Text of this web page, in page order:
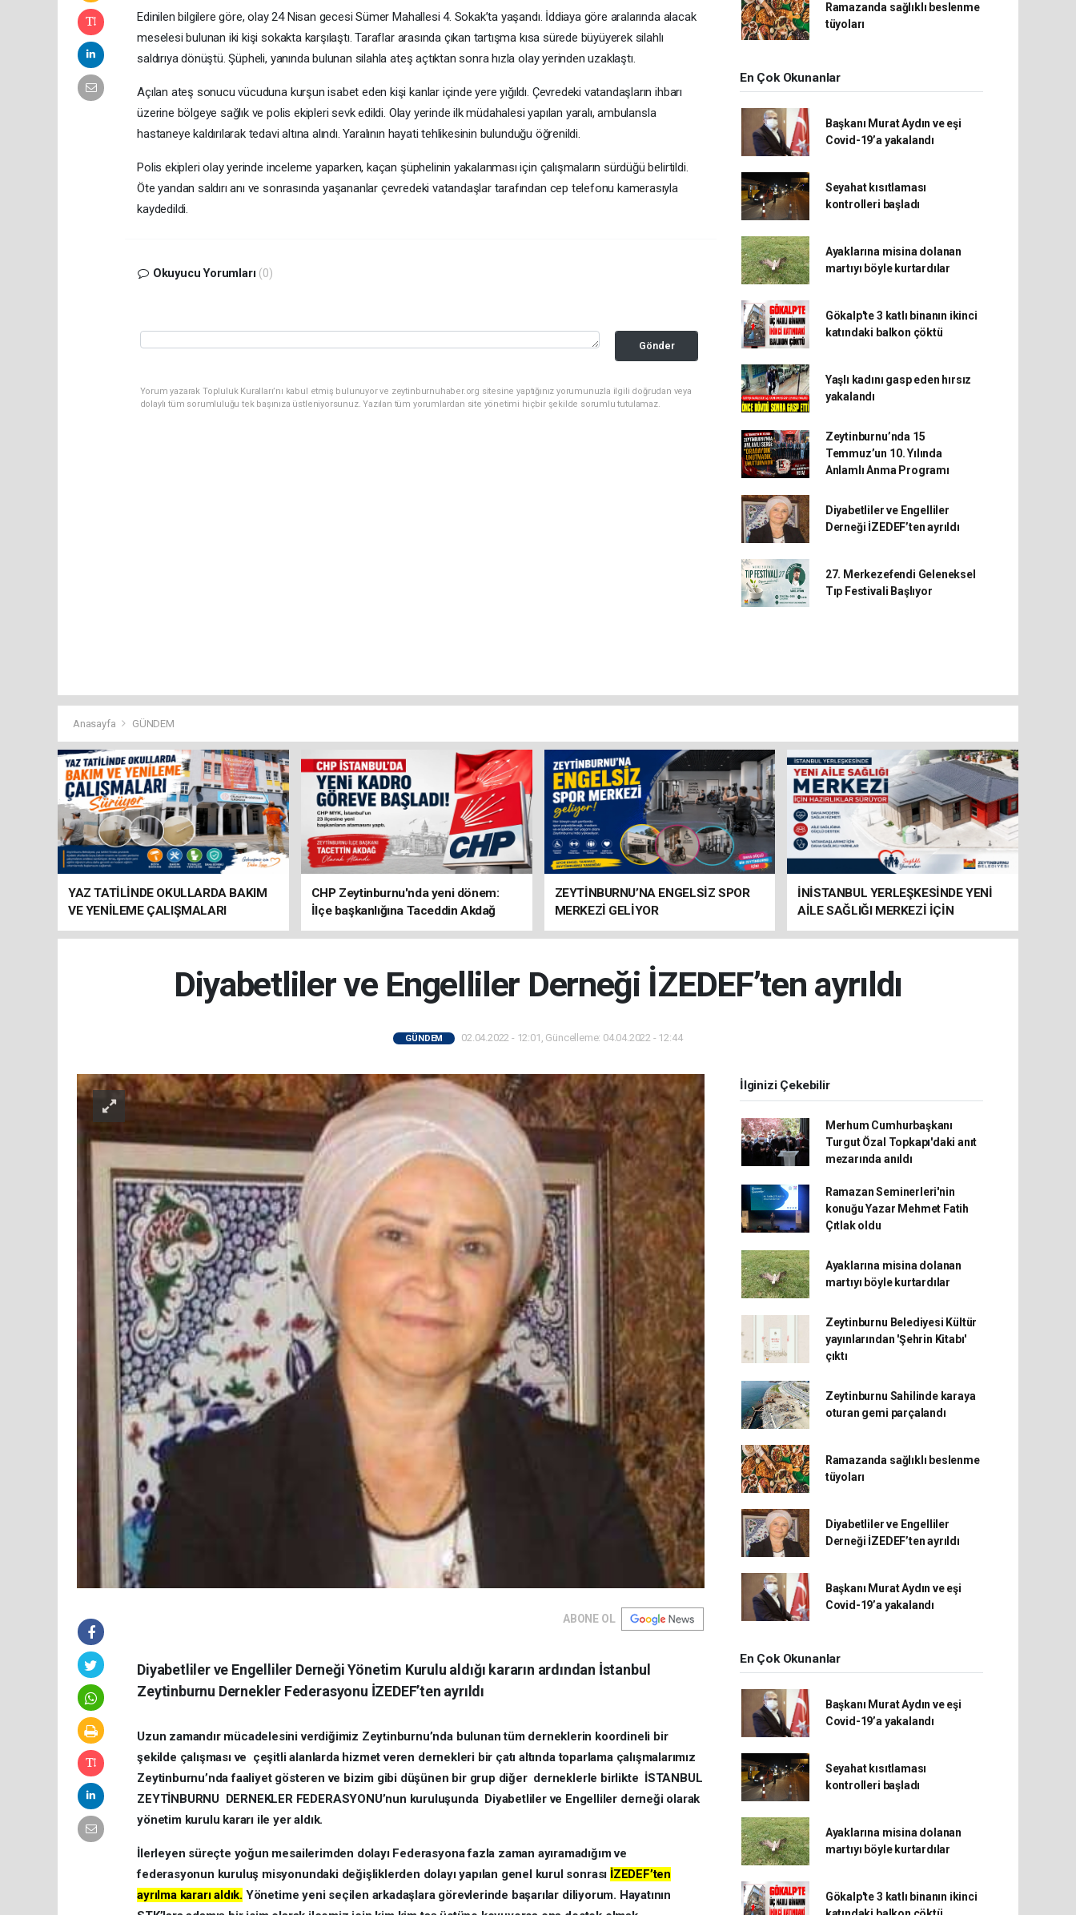
Edinilen bilgilere göre, olay 24 Nisan gecesi Sümer Mahallesi 4. Sokak’ta yaşandı. İddiaya göre aralarında alacak
meselesi bulunan iki kişi sokakta karşılaştı. Taraflar arasında çıkan tartışma kısa sürede büyüyerek silahlı
saldırıya dönüştü. Şüpheli, yanında bulunan silahla ateş açtıktan sonra hızla olay yerinden uzaklaştı.
Açılan ateş sonucu vücuduna kurşun isabet eden kişi kanlar içinde yere yığıldı. Çevredeki vatandaşların ihbarı
üzerine bölgeye sağlık ve polis ekipleri sevk edildi. Olay yerinde ilk müdahalesi yapılan yaralı, ambulansla
hastaneye kaldırılarak tedavi altına alındı. Yaralının hayati tehlikesinin bulunduğu öğrenildi.
Polis ekipleri olay yerinde inceleme yaparken, kaçan şüphelinin yakalanması için çalışmaların sürdüğü belirtildi.
Öte yandan saldırı anı ve sonrasında yaşananlar çevredeki vatandaşlar tarafından cep telefonu kamerasıyla
kaydedildi.
Okuyucu Yorumları (0)
Gönder
Yorum yazarak Topluluk Kuralları’nı kabul etmiş bulunuyor ve zeytinburnuhaber.org sitesine yaptığınız yorumunuzla ilgili doğrudan veya
dolaylı tüm sorumluluğu tek başınıza üstleniyorsunuz. Yazılan tüm yorumlardan site yönetimi hiçbir şekilde sorumlu tutulamaz.
Ramazanda sağlıklı beslenme
tüyoları
En Çok Okunanlar
Başkanı Murat Aydın ve eşi
Covid-19’a yakalandı
Seyahat kısıtlaması
kontrolleri başladı
Ayaklarına misina dolanan
martıyı böyle kurtardılar
Gökalp'te 3 katlı binanın ikinci
katındaki balkon çöktü
Yaşlı kadını gasp eden hırsız
yakalandı
Zeytinburnu’nda 15
Temmuz’un 10. Yılında
Anlamlı Anma Programı
Diyabetliler ve Engelliler
Derneği İZEDEF’ten ayrıldı
27. Merkezefendi Geleneksel
Tıp Festivali Başlıyor
Anasayfa GÜNDEM
YAZ TATİLİNDE OKULLARDA BAKIM
VE YENİLEME ÇALIŞMALARI
SÜRÜYOR
CHP Zeytinburnu'nda yeni dönem:
İlçe başkanlığına Taceddin Akdağ
atandı
ZEYTİNBURNU’NA ENGELSİZ SPOR
MERKEZİ GELİYOR
İNİSTANBUL YERLEŞKESİNDE YENİ
AİLE SAĞLIĞI MERKEZİ İÇİN
HAZIRLIKLAR SÜRÜYOR
Diyabetliler ve Engelliler Derneği İZEDEF’ten ayrıldı
GÜNDEM 02.04.2022 - 12:01, Güncelleme: 04.04.2022 - 12:44
ABONE OL
Diyabetliler ve Engelliler Derneği Yönetim Kurulu aldığı kararın ardından İstanbul
Zeytinburnu Dernekler Federasyonu İZEDEF’ten ayrıldı
Uzun zamandır mücadelesini verdiğimiz Zeytinburnu’nda bulunan tüm derneklerin koordineli bir
şekilde çalışması ve çeşitli alanlarda hizmet veren dernekleri bir çatı altında toparlama çalışmalarımız
Zeytinburnu’nda faaliyet gösteren ve bizim gibi düşünen bir grup diğer derneklerle birlikte İSTANBUL
ZEYTİNBURNU DERNEKLER FEDERASYONU’nun kuruluşunda Diyabetliler ve Engelliler derneği olarak
yönetim kurulu kararı ile yer aldık.
İlerleyen süreçte yoğun mesailerimden dolayı Federasyona fazla zaman ayıramadığım ve
federasyonun kuruluş misyonundaki değişliklerden dolayı yapılan genel kurul sonrası İZEDEF’ten
ayrılma kararı aldık. Yönetime yeni seçilen arkadaşlara görevlerinde başarılar diliyorum. Hayatının
İlginizi Çekebilir
Merhum Cumhurbaşkanı
Turgut Özal Topkapı'daki anıt
mezarında anıldı
Ramazan Seminerleri'nin
konuğu Yazar Mehmet Fatih
Çıtlak oldu
Ayaklarına misina dolanan
martıyı böyle kurtardılar
Zeytinburnu Belediyesi Kültür
yayınlarından 'Şehrin Kitabı'
çıktı
Zeytinburnu Sahilinde karaya
oturan gemi parçalandı
Ramazanda sağlıklı beslenme
tüyoları
Diyabetliler ve Engelliler
Derneği İZEDEF’ten ayrıldı
Başkanı Murat Aydın ve eşi
Covid-19’a yakalandı
En Çok Okunanlar
Başkanı Murat Aydın ve eşi
Covid-19’a yakalandı
Seyahat kısıtlaması
kontrolleri başladı
Ayaklarına misina dolanan
martıyı böyle kurtardılar
Gökalp'te 3 katlı binanın ikinci